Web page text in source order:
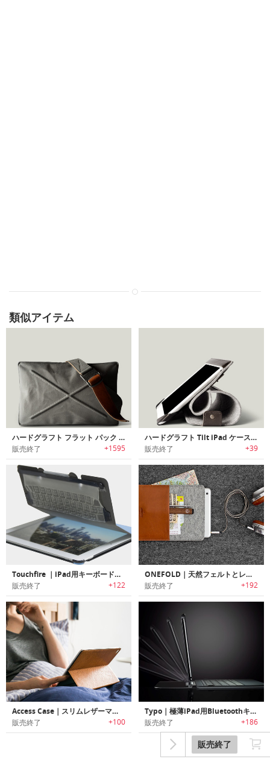
販売終了
類似アイテム
ハードグラフト フラット パック / Shore
販売終了 +1595
ハードグラフト Tilt iPad ケース & スタンド / Smoke
販売終了 +39
Touchfire ｜iPad用キーボードケース
販売終了 +122
ONEFOLD｜天然フェルトとレザー製のiPadケース「ワンフォールド」
販売終了 +192
Access Case｜スリムレザーマイクロ吸引iPad 2/3/4/Air/Mini用ケース
販売終了 +100
Typo｜極薄iPad用Bluetoothキーボード「タイポ」
販売終了 +186